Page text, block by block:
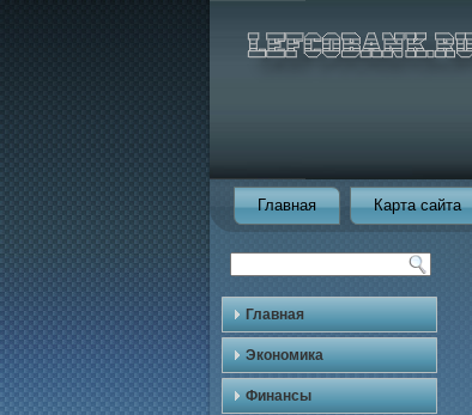
Главная Карта сайта
Главная
Экономика
Финансы